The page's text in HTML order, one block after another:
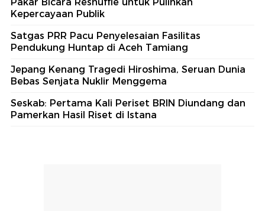
Kepercayaan Publik
Satgas PRR Pacu Penyelesaian Fasilitas
Pendukung Huntap di Aceh Tamiang
Jepang Kenang Tragedi Hiroshima, Seruan Dunia
Bebas Senjata Nuklir Menggema
Seskab: Pertama Kali Periset BRIN Diundang dan
Pamerkan Hasil Riset di Istana